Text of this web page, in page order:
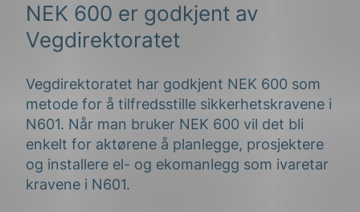
NEK 600 er godkjent av
Vegdirektoratet
Vegdirektoratet har godkjent NEK 600 som
metode for å tilfredsstille sikkerhetskravene i
N601. Når man bruker NEK 600 vil det bli
enkelt for aktørene å planlegge, prosjektere
og installere el- og ekomanlegg som ivaretar
kravene i N601.